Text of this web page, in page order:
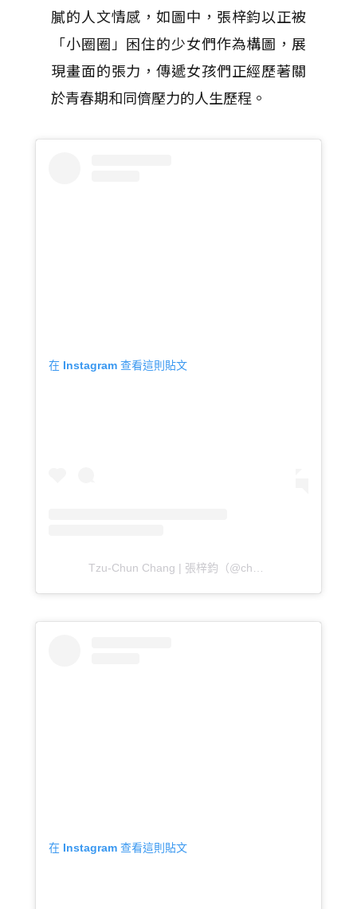
膩的人文情感，如圖中，張梓鈞以正被
「小圈圈」困住的少女們作為構圖，展
現畫面的張力，傳遞女孩們正經歷著關
於青春期和同儕壓力的人生歷程。
在 Instagram 查看這則貼文
Tzu-Chun Chang | 張梓鈞（@chunchun.c_）分享的貼文
在 Instagram 查看這則貼文